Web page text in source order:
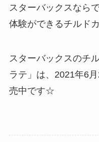
スターバックスなら
体験ができるチルド
スターバックスのチ
ラテ」は、2021年6
売中です☆